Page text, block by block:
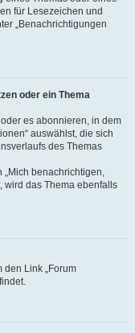
für Lesezeichen und
„Benachrichtigungen
oder ein Thema
es abonnieren, in dem
auswählst, die sich
des Themas
„Mich benachrichtigen,
wird das Thema ebenfalls
den Link „Forum